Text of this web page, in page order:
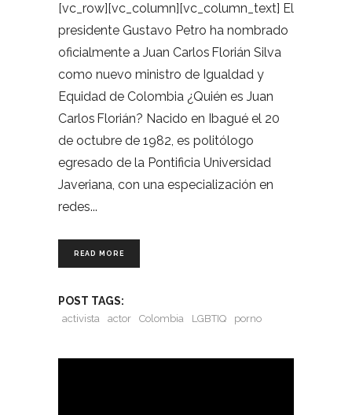
[vc_row][vc_column][vc_column_text] El
presidente Gustavo Petro ha nombrado
oficialmente a Juan Carlos Florián Silva
como nuevo ministro de Igualdad y
Equidad de Colombia ¿Quién es Juan
Carlos Florián? Nacido en Ibagué el 20
de octubre de 1982, es politólogo
egresado de la Pontificia Universidad
Javeriana, con una especialización en
redes
READ MORE
POST TAGS:
activista actor Colombia LGBTIQ porno